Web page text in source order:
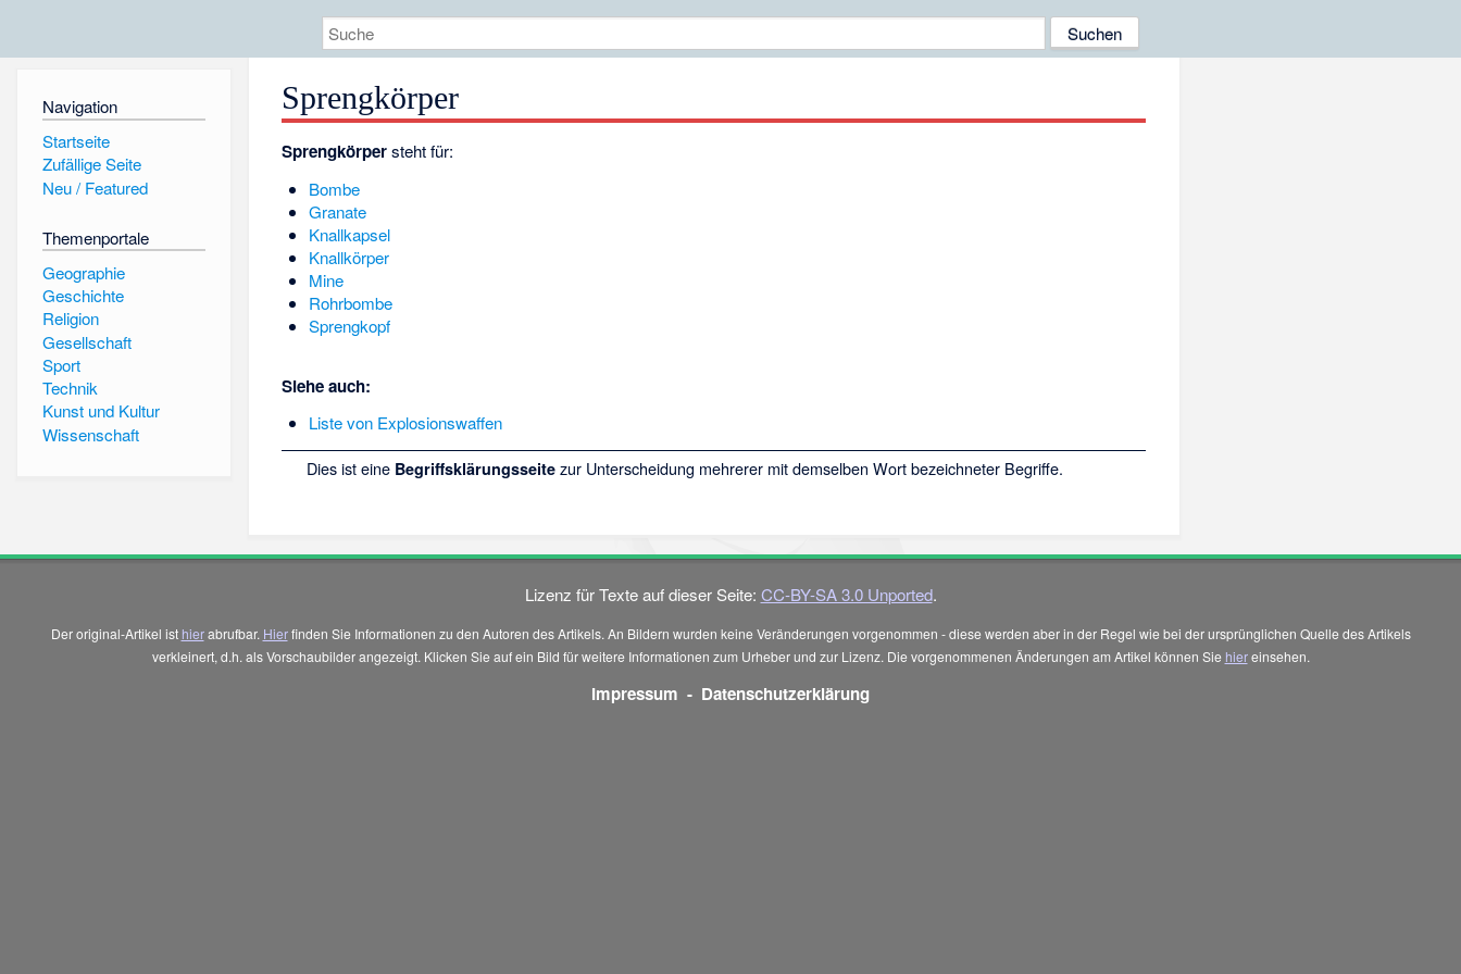
Navigation
Startseite
Zufällige Seite
Neu / Featured
Themenportale
Geographie
Geschichte
Religion
Gesellschaft
Sport
Technik
Kunst und Kultur
Wissenschaft
Sprengkörper
Sprengkörpersteht für:
Bombe
Granate
Knallkapsel
Knallkörper
Mine
Rohrbombe
Sprengkopf
Siehe auch:
Liste von Explosionswaffen
Dies ist eine Begriffsklärungsseitezur Unterscheidung mehrerer mit demselben Wort bezeichneter Begriffe.
Lizenz für Texte auf dieser Seite: CC-BY-SA 3.0 Unported.
Der original-Artikel ist hierabrufbar. Hierfinden Sie Informationen zu den Autoren des Artikels. An Bildern wurden keine Veränderungen vorgenommen - diese werden aber in der Regel wie bei der ursprünglichen Quelle des Artikels
verkleinert, d.h. als Vorschaubilder angezeigt. Klicken Sie auf ein Bild für weitere Informationen zum Urheber und zur Lizenz. Die vorgenommenen Änderungen am Artikel können Sie hiereinsehen.
Impressum - Datenschutzerklärung